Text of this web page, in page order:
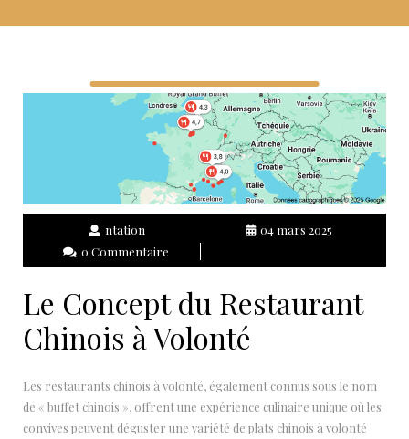
ntation
04 mars 2025
0 Commentaire
Le Concept du Restaurant
Chinois à Volonté
Les restaurants chinois à volonté, également connus sous le nom
de « buffet chinois », offrent une expérience culinaire unique où les
convives peuvent déguster une variété de plats chinois à volonté